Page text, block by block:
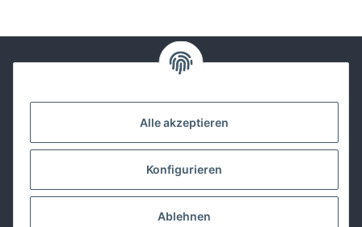
Alle akzeptieren
Konfigurieren
Ablehnen
Lackwissen